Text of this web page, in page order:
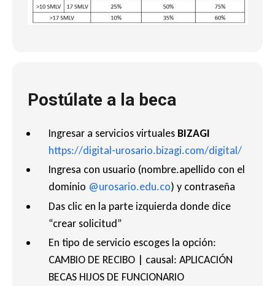
Postúlate a la beca
Ingresar a servicios virtuales BIZAGI
https://digital-urosario.bizagi.com/digital/
Ingresa con usuario (nombre.apellido con el
dominio @urosario.edu.co) y contraseña
Das clic en la parte izquierda donde dice
“crear solicitud”
En tipo de servicio escoges la opción:
CAMBIO DE RECIBO | causal: APLICACIÓN
BECAS HIJOS DE FUNCIONARIO